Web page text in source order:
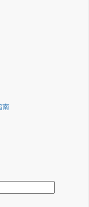
南